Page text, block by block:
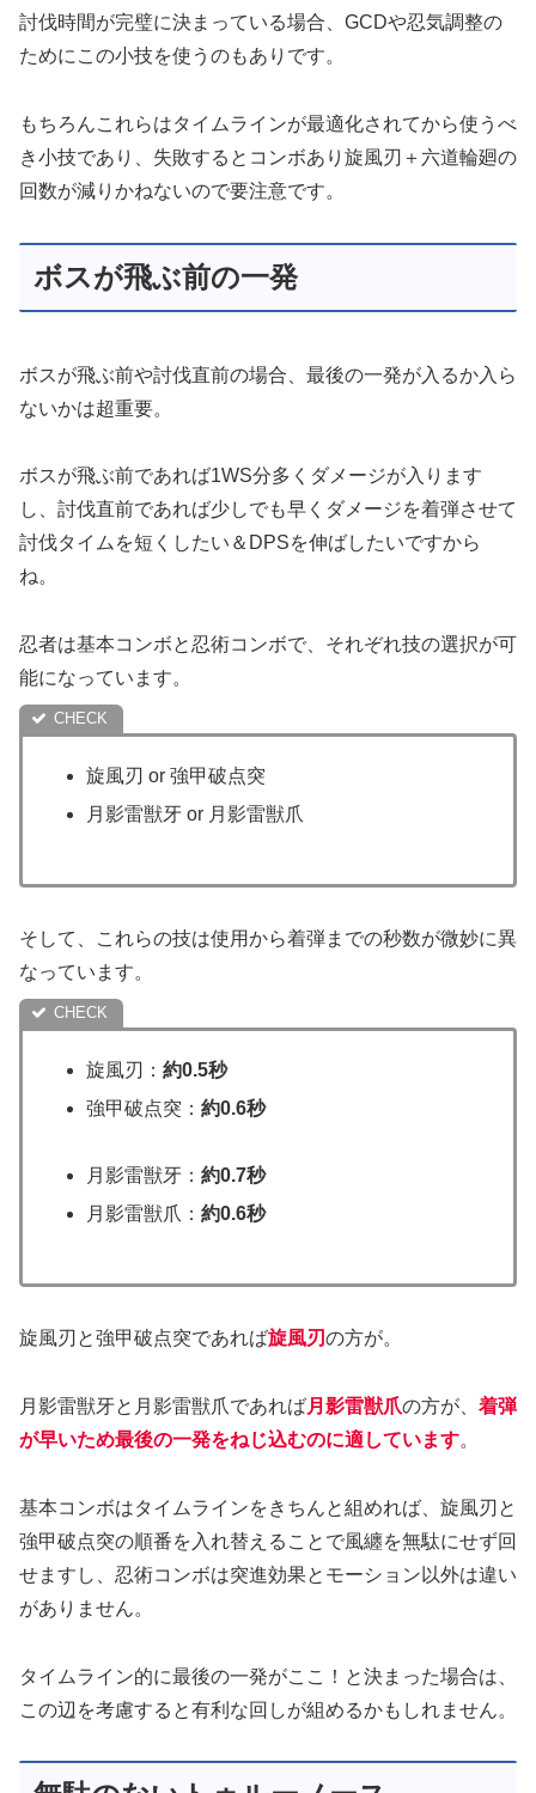
討伐時間が完璧に決まっている場合、GCDや忍気調整の
ためにこの小技を使うのもありです。
もちろんこれらはタイムラインが最適化されてから使うべ
き小技であり、失敗するとコンボあり旋風刃＋六道輪廻の
回数が減りかねないので要注意です。
ボスが飛ぶ前の一発
ボスが飛ぶ前や討伐直前の場合、最後の一発が入るか入ら
ないかは超重要。
ボスが飛ぶ前であれば1WS分多くダメージが入ります
し、討伐直前であれば少しでも早くダメージを着弾させて
討伐タイムを短くしたい＆DPSを伸ばしたいですから
ね。
忍者は基本コンボと忍術コンボで、それぞれ技の選択が可
能になっています。
旋風刃 or 強甲破点突
月影雷獣牙 or 月影雷獣爪
そして、これらの技は使用から着弾までの秒数が微妙に異
なっています。
旋風刃：約0.5秒
強甲破点突：約0.6秒
月影雷獣牙：約0.7秒
月影雷獣爪：約0.6秒
旋風刃と強甲破点突であれば旋風刃の方が。
月影雷獣牙と月影雷獣爪であれば月影雷獣爪の方が、 着弾
が早いため最後の一発をねじ込むのに適しています。
基本コンボはタイムラインをきちんと組めれば、旋風刃と
強甲破点突の順番を入れ替えることで風纏を無駄にせず回
せますし、忍術コンボは突進効果とモーション以外は違い
がありません。
タイムライン的に最後の一発がここ！と決まった場合は、
この辺を考慮すると有利な回しが組めるかもしれません。